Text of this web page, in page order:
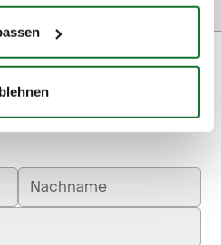
Partner
regelmäßig relevante